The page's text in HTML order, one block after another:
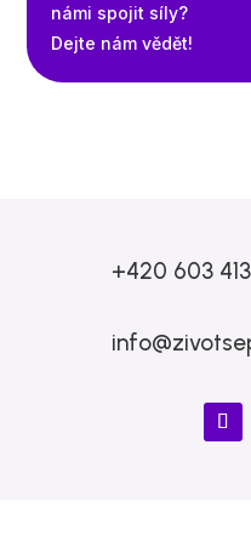
námi spojit síly?
Dejte nám vědět!
+420 603